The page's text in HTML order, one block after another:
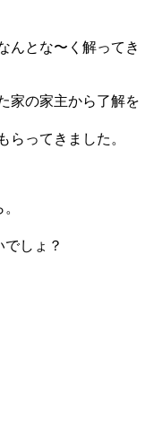
んとな〜く解ってき
家の家主から了解を
らってきました。
しょ？